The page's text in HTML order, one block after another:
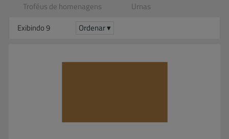
Troféus de homenagens
Urnas
Exibindo 9
Ordenar ▾